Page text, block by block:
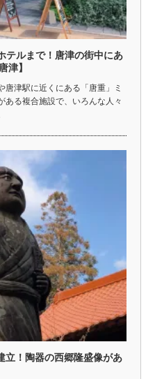
テルまで！唐津の街中にあ
津】
唐津駅に近くにある「唐重」ミ
ある複合施設で、いろんな人々
立！陶器の西郷隆盛像があ